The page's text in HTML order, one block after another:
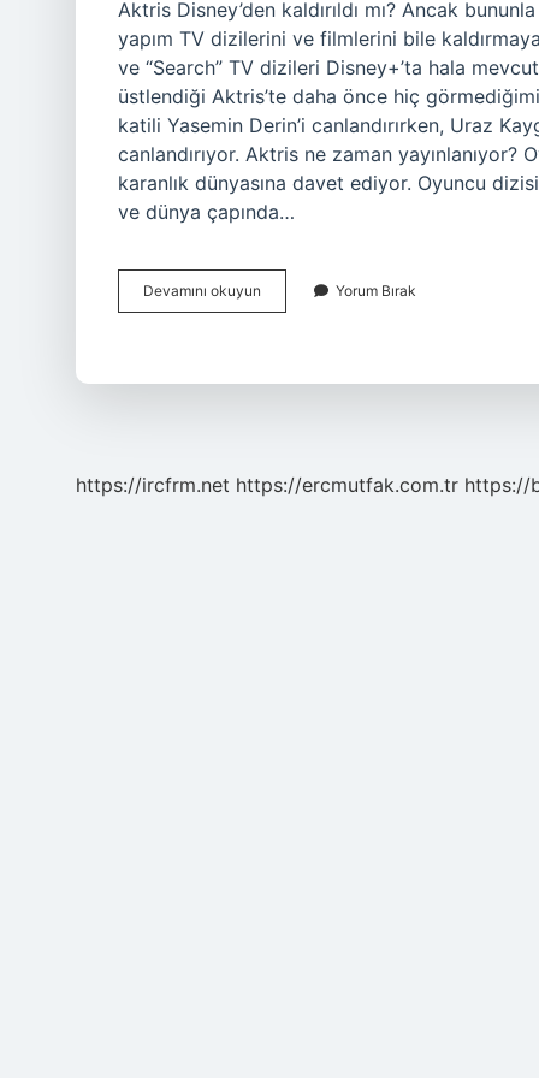
Aktris Disney’den kaldırıldı mı? Ancak
yapım TV dizilerini ve filmlerini bile
ve “Search” TV dizileri Disney+’ta hala
üstlendiği Aktris’te daha önce hiç
katili Yasemin Derin’i canlandırırken, Uraz
canlandırıyor. Aktris ne zaman
karanlık dünyasına davet ediyor. Oyuncu
ve dünya çapında…
Devamını okuyun
Plus
Yorum Bırak
https://ircfrm.net https://ercmutfak.com.tr https://